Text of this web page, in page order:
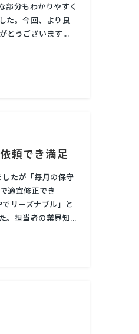
部分もわかりやすく
た。今回、より良
とうございます...
頼でき満足
たが「毎月の保守
適宜修正でき
リーズナブル」と
。担当者の業界知...